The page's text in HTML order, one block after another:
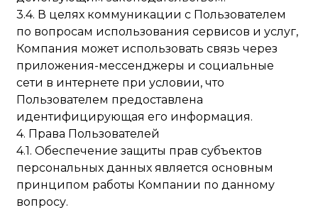
3.4. В целях коммуникации с Пользователем
по вопросам использования сервисов и услуг,
Компания может использовать связь через
приложения-мессенджеры и социальные
сети в интернете при условии, что
Пользователем предоставлена
идентифицирующая его информация.
4. Права Пользователей
4.1. Обеспечение защиты прав субъектов
персональных данных является основным
принципом работы Компании по данному
вопросу.